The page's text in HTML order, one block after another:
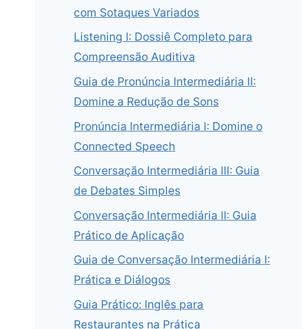
com Sotaques Variados
Listening I: Dossiê Completo para
Compreensão Auditiva
Guia de Pronúncia Intermediária II:
Domine a Redução de Sons
Pronúncia Intermediária I: Domine o
Connected Speech
Conversação Intermediária III: Guia
de Debates Simples
Conversação Intermediária II: Guia
Prático de Aplicação
Guia de Conversação Intermediária I:
Prática e Diálogos
Guia Prático: Inglês para
Restaurantes na Prática